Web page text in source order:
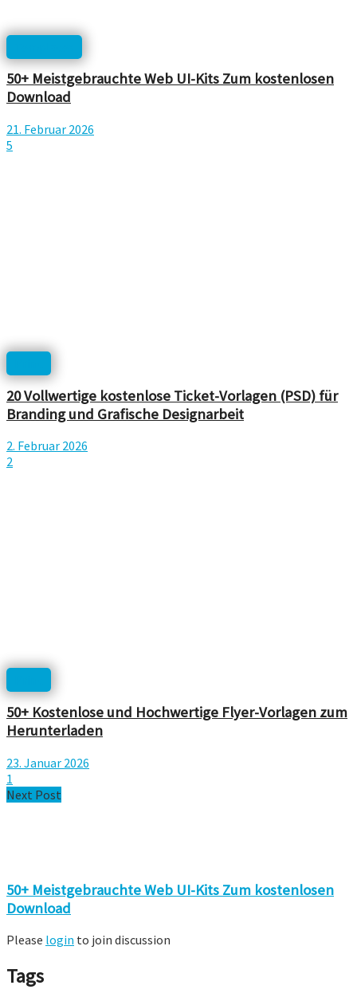
50+ Meistgebrauchte Web UI-Kits Zum kostenlosen
Download
21. Februar 2026
5
20 Vollwertige kostenlose Ticket-Vorlagen (PSD) für
Branding und Grafische Designarbeit
2. Februar 2026
2
50+ Kostenlose und Hochwertige Flyer-Vorlagen zum
Herunterladen
23. Januar 2026
1
Next Post
50+ Meistgebrauchte Web UI-Kits Zum kostenlosen
Download
Please login to join discussion
Tags